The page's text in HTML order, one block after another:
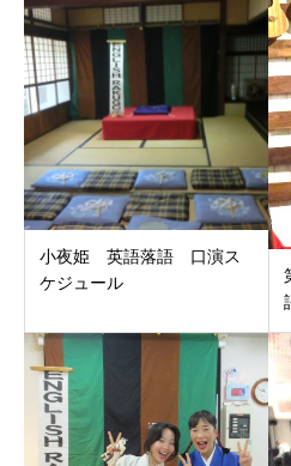
小夜姫 英語落語 口演ス
ケジュール